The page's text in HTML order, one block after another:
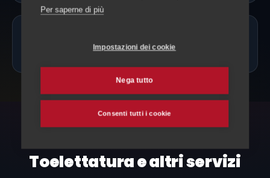
Arbedo-Castione?
Toelettatura e altri servizi
Per saperne di più
Impostazioni dei cookie
Nega tutto
Consenti tutti i cookie